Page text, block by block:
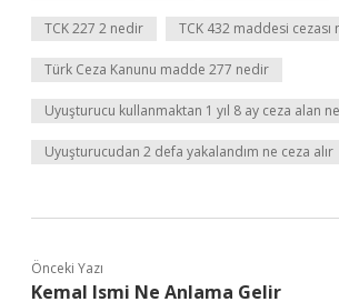
TCK 227 2 nedir TCK 432 maddesi cezası
Türk Ceza Kanunu madde 277 nedir
Uyuşturucu kullanmaktan 1 yıl 8 ay ceza alan
Uyuşturucudan 2 defa yakalandım ne ceza alır
Önceki Yazı
Kemal Ismi Ne Anlama Gelir